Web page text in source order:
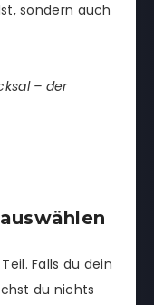
sondern auch
– der
Falls du dein
du nichts